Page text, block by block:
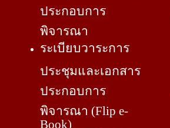
ประกอบการ
พิจารณา
ระเบียบวาระการ
ประชุมและเอกสาร
ประกอบการ
พิจารณา (Flip e-
Book)